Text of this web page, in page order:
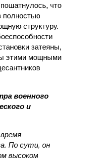
что
полностью
структуру.
затеяны,
этими мощными
военного
и
По сути, он
высоком